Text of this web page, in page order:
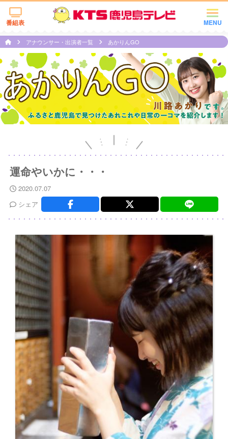
MENU
番組表
アナウンサー・出演者一覧 あかりんGO
運命やいかに・・・
2020.07.07
シェア